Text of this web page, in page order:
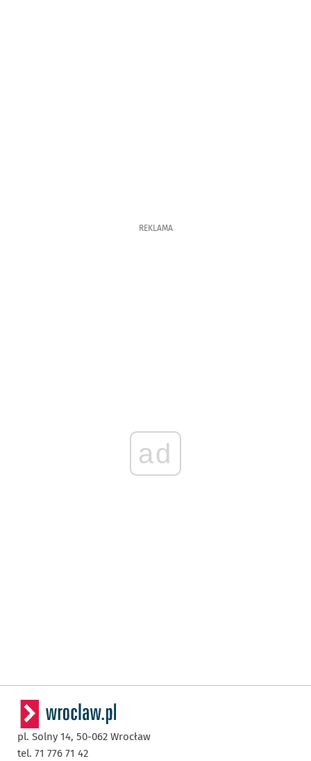
REKLAMA
ad
pl. Solny 14, 50-062 Wrocław
tel. 71 776 71 42